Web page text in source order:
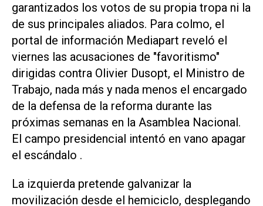
garantizados los votos de su propia tropa ni la
de sus principales aliados. Para colmo, el
portal de información Mediapart reveló el
viernes las acusaciones de "favoritismo"
dirigidas contra Olivier Dusopt, el Ministro de
Trabajo, nada más y nada menos el encargado
de la defensa de la reforma durante las
próximas semanas en la Asamblea Nacional.
El campo presidencial intentó en vano apagar
el escándalo .
La izquierda pretende galvanizar la
movilización desde el hemiciclo, desplegando